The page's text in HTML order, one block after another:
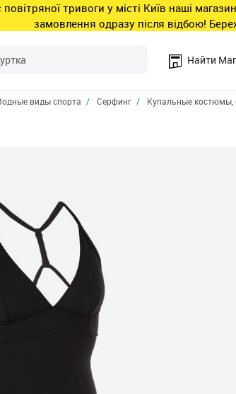
повітряної тривоги у місті Київ наші
замовлення одразу після відбою!
Найти
виды спорта Серфинг Купальные костюмы,